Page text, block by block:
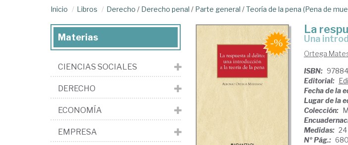
Inicio Libros Derecho / Derecho penal / Parte general /Teoría de la pena (Pena de
La
una
Ortega
ISBN:
Editorial:
Fecha de la
Lugar de la
Colección:
Medidas:
Nº Pág.: 680
Materias
CIENCIAS SOCIALES
DERECHO
ECONOMÍA
EMPRESA